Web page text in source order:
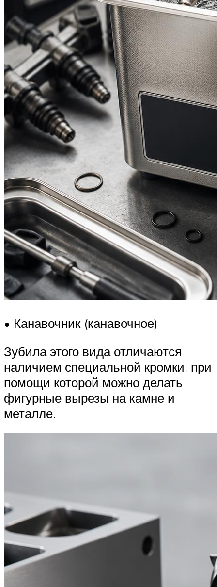
• Канавочник (канавочное)
Зубила этого вида отличаются
наличием специальной кромки, при
помощи которой можно делать
фигурные вырезы на камне и
металле.